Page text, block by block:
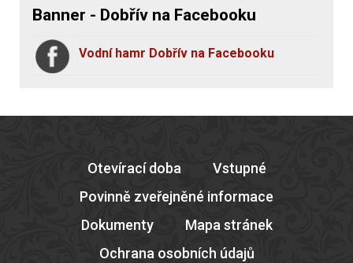
Banner - Dobřív na Facebooku
Vodní hamr Dobřív na Facebooku
Otevírací doba
Vstupné
Povinně zveřejněné informace
Dokumenty
Mapa stránek
Ochrana osobních údajů